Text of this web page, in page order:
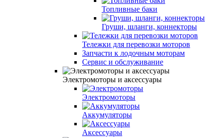
Топливные баки
Груши, шланги, коннекторы
Тележки для перевозки моторов
Запчасти к лодочным моторам
Сервис и обслуживание
Электромоторы и аксессуары
Электромоторы
Аккумуляторы
Аксессуары